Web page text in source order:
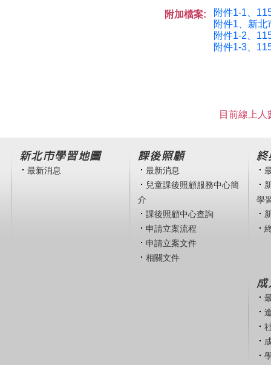
附加檔案:
附件1-1、
附件1、新北
附件1-2、
附件1-3、
目前線上
新北市學習地圖
最新消息
課後照顧
最新消息
兒童課後照顧服務中心簡
介
課後照顧中心查詢
申請立案流程
申請立案文件
相關文件
終
學